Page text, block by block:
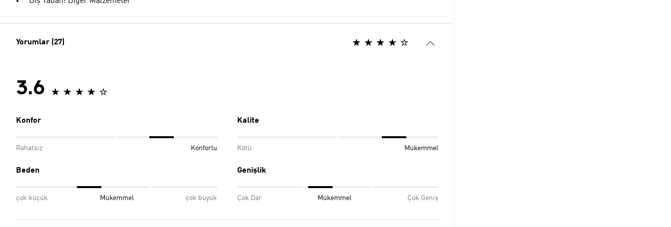
Yorumlar (27)
3.6
Konfor
Rahatsız Konforlu
Kalite
Kötü Mükemmel
Beden
çok küçük Mükemmel çok büyük
Genişlik
Çok Dar Mükemmel Çok Geniş